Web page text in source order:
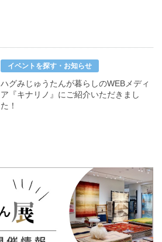
イベントを探す・お知らせ
ハグみじゅうたんが暮らしのWEBメディ
ア『キナリノ』にご紹介いただきまし
た！